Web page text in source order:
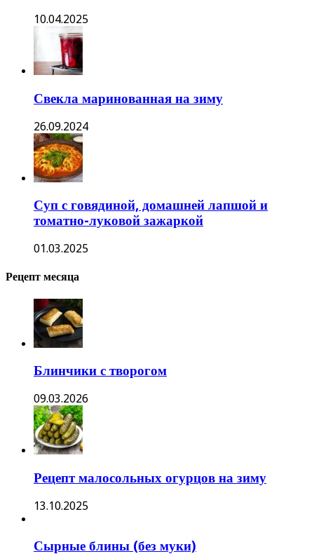
10.04.2025
Свекла маринованная на зиму
26.09.2024
Суп с говядиной, домашней лапшой и
томатно-луковой зажаркой
01.03.2025
Рецепт месяца
Блинчики с творогом
09.03.2026
Рецепт малосольных огурцов на зиму
13.10.2025
Сырные блины (без муки)